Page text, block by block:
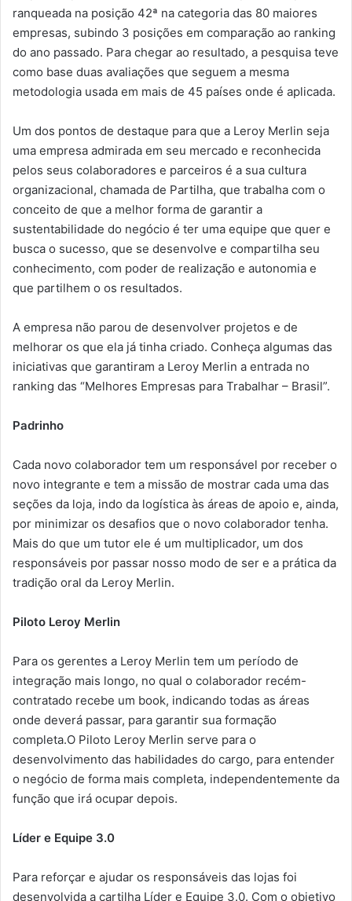
ranqueada na posição 42ª na categoria das 80 maiores
empresas, subindo 3 posições em comparação ao ranking
do ano passado. Para chegar ao resultado, a pesquisa teve
como base duas avaliações que seguem a mesma
metodologia usada em mais de 45 países onde é aplicada.
Um dos pontos de destaque para que a Leroy Merlin seja
uma empresa admirada em seu mercado e reconhecida
pelos seus colaboradores e parceiros é a sua cultura
organizacional, chamada de Partilha, que trabalha com o
conceito de que a melhor forma de garantir a
sustentabilidade do negócio é ter uma equipe que quer e
busca o sucesso, que se desenvolve e compartilha seu
conhecimento, com poder de realização e autonomia e
que partilhem o os resultados.
A empresa não parou de desenvolver projetos e de
melhorar os que ela já tinha criado. Conheça algumas das
iniciativas que garantiram a Leroy Merlin a entrada no
ranking das “Melhores Empresas para Trabalhar – Brasil”.
Padrinho
Cada novo colaborador tem um responsável por receber o
novo integrante e tem a missão de mostrar cada uma das
seções da loja, indo da logística às áreas de apoio e, ainda,
por minimizar os desafios que o novo colaborador tenha.
Mais do que um tutor ele é um multiplicador, um dos
responsáveis por passar nosso modo de ser e a prática da
tradição oral da Leroy Merlin.
Piloto Leroy Merlin
Para os gerentes a Leroy Merlin tem um período de
integração mais longo, no qual o colaborador recém-
contratado recebe um book, indicando todas as áreas
onde deverá passar, para garantir sua formação
completa.O Piloto Leroy Merlin serve para o
desenvolvimento das habilidades do cargo, para entender
o negócio de forma mais completa, independentemente da
função que irá ocupar depois.
Líder e Equipe 3.0
Para reforçar e ajudar os responsáveis das lojas foi
desenvolvida a cartilha Líder e Equipe 3.0. Com o objetivo